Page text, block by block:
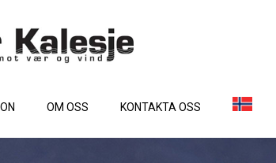
OM OSS KONTAKTA OSS